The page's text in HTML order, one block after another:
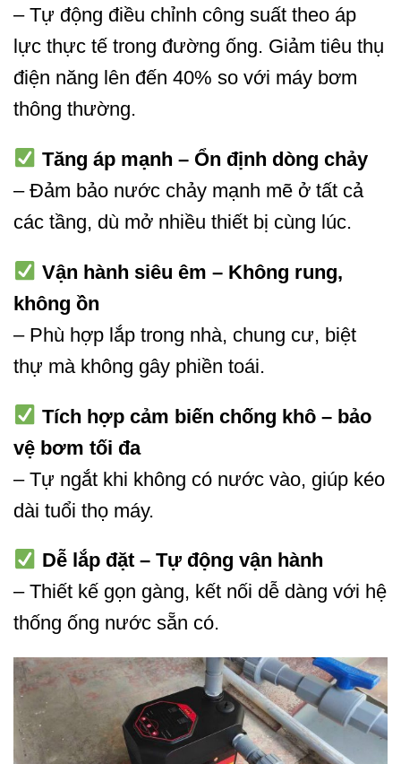
– Tự động điều chỉnh công suất theo áp
lực thực tế trong đường ống. Giảm tiêu thụ
điện năng lên đến 40% so với máy bơm
thông thường.
Tăng áp mạnh – Ổn định dòng chảy
– Đảm bảo nước chảy mạnh mẽ ở tất cả
các tầng, dù mở nhiều thiết bị cùng lúc.
Vận hành siêu êm – Không rung,
không ồn
– Phù hợp lắp trong nhà, chung cư, biệt
thự mà không gây phiền toái.
Tích hợp cảm biến chống khô – bảo
vệ bơm tối đa
– Tự ngắt khi không có nước vào, giúp kéo
dài tuổi thọ máy.
Dễ lắp đặt – Tự động vận hành
– Thiết kế gọn gàng, kết nối dễ dàng với hệ
thống ống nước sẵn có.